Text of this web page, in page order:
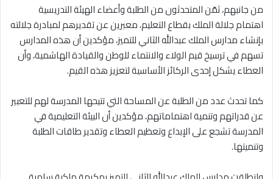
من جانبهم، ثمّن المتحدثون من الطلبة وأعضاء الهيئة التدريسية
اهتمام جلالة الملك بقطاع التعليم، معبرين عن تقديرهم لمبادرة جلالته
بإنشاء مدارس الملك عبدالله الثاني للتميز، مؤكدين أن هذه المدارس
تسهم في ترسيخ قيم الولاء والانتماء للوطن والقيادة الهاشمية، وأن
العطاء يشكل إحدى الركائز الأساسية لتعزيز هذه القيم.
كما تحدث عدد من الطلبة عن المساحة التي تتيحها المدرسة لهم للتعبير
عن قدراتهم وتنمية اهتماماتهم، مؤكدين أن البيئة التعليمية في
المدرسة تشجع على الإبداع وتعظيم العطاء وتقدير طاقات الطلبة
وتنميتها.